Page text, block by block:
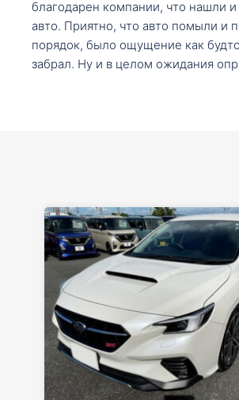
благодарен компании, что нашли
авто. Приятно, что авто помыли и
порядок, было ощущение как
забрал. Ну и в целом ожидания